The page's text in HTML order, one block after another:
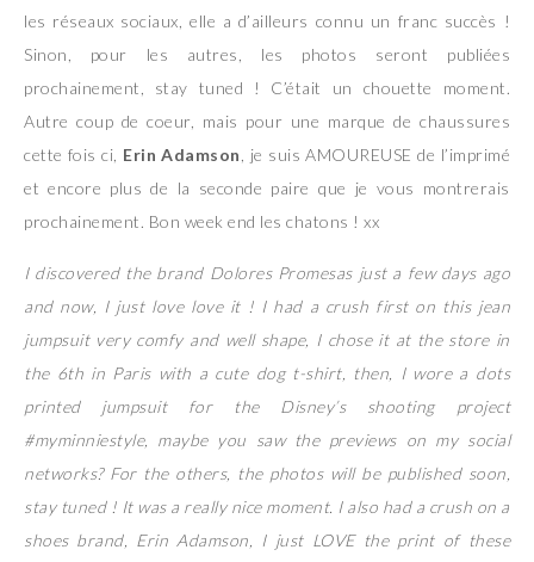
les réseaux sociaux, elle a d’ailleurs connu un franc succès !
Sinon, pour les autres, les photos seront publiées
prochainement, stay tuned ! C’était un chouette moment.
Autre coup de coeur, mais pour une marque de chaussures
cette fois ci, Erin Adamson
, je suis AMOUREUSE de l’imprimé
et encore plus de la seconde paire que je vous montrerais
prochainement. Bon week end les chatons ! xx
I discovered the brand Dolores Promesas just a few days ago
and now, I just love love it ! I had a crush first on this jean
jumpsuit very comfy and well shape, I chose it at the store in
the 6th in Paris with a cute dog t-shirt, then, I wore a dots
printed jumpsuit for the Disney’s shooting project
#myminniestyle, maybe you saw the previews on my social
networks? For the others, the photos will be published soon,
stay tuned ! It was a really nice moment. I also had a crush on a
shoes brand, Erin Adamson, I just LOVE the print of these